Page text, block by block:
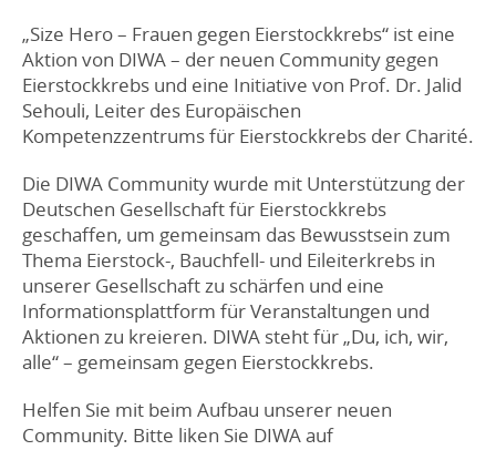
„Size Hero – Frauen gegen Eierstockkrebs“ ist eine
Aktion von DIWA – der neuen Community gegen
Eierstockkrebs und eine Initiative von Prof. Dr. Jalid
Sehouli, Leiter des Europäischen
Kompetenzzentrums für Eierstockkrebs der Charité.
Die DIWA Community wurde mit Unterstützung der
Deutschen Gesellschaft für Eierstockkrebs
geschaffen, um gemeinsam das Bewusstsein zum
Thema Eierstock-, Bauchfell- und Eileiterkrebs in
unserer Gesellschaft zu schärfen und eine
Informationsplattform für Veranstaltungen und
Aktionen zu kreieren. DIWA steht für „Du, ich, wir,
alle“ – gemeinsam gegen Eierstockkrebs.
Helfen Sie mit beim Aufbau unserer neuen
Community. Bitte liken Sie DIWA auf